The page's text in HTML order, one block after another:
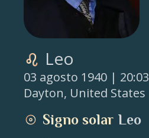
Leo
03 agosto 1940 | 20:03
Dayton, United States
Signo solar Leo